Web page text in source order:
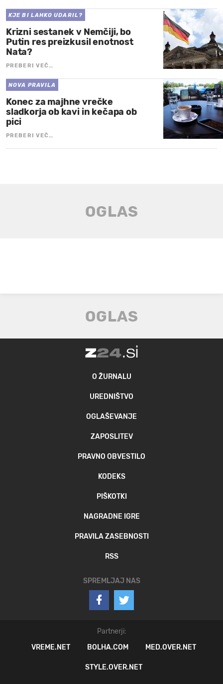
KJE BI LAHKO UDARIL?
Krizni sestanek v Nemčiji, bo
Putin res preizkusil enotnost
Nata?
PREBERI VEČ…
NOVA PRAVILA
Konec za majhne vrečke
sladkorja ob kavi in kečapa ob
pici
PREBERI VEČ…
O ŽURNALU
UREDNIŠTVO
OGLAŠEVANJE
ZAPOSLITEV
PRAVNO OBVESTILO
KODEKS
PIŠKOTKI
NAGRADNE IGRE
PRAVILA ZASEBNOSTI
RSS
SPREMLJAJ NAS
Partnerji:
VREME.NET
BOLHA.COM MED.OVER.NET
STYLE.OVER.NET